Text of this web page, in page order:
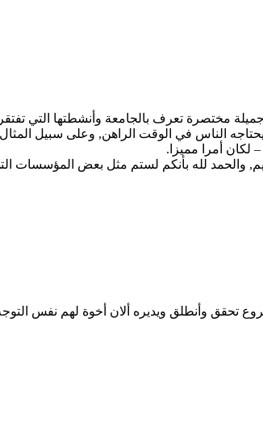
مختصرة تعرف بالجامعة وأنشطتها التي تفتقر
الناس في الوقت الراهن, وعلى سبيل
– لكان أمرا مميزا.
والحمد لله بأنكم لستم مثل بعض المؤسسات
تحقق وأنطلق ويديره ألان أخوة لهم نفس